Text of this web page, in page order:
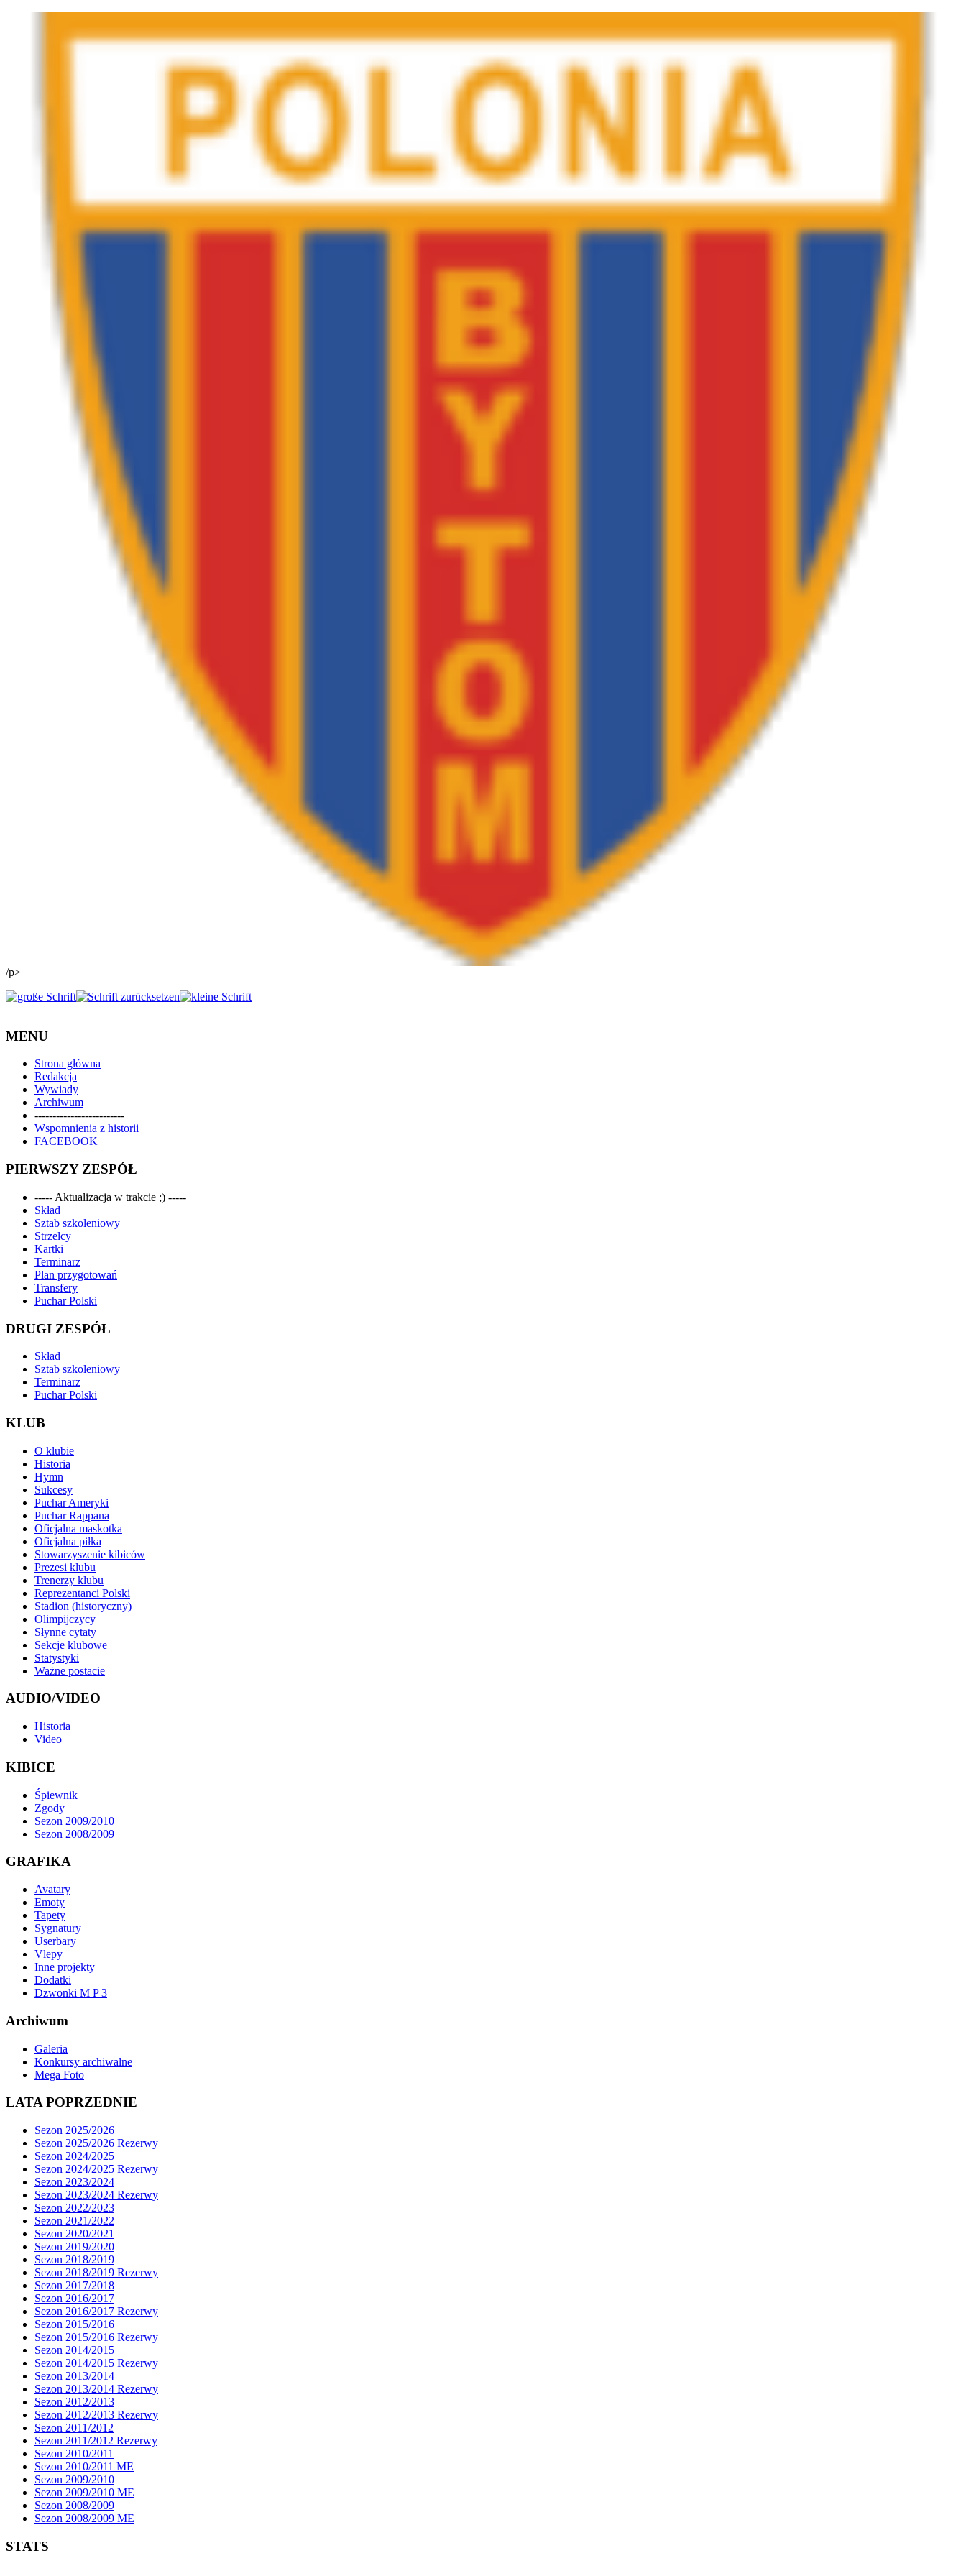
/p>
MENU
Strona główna
Redakcja
Wywiady
Archiwum
-------------------------
Wspomnienia z historii
FACEBOOK
PIERWSZY ZESPÓŁ
----- Aktualizacja w trakcie ;) -----
Skład
Sztab szkoleniowy
Strzelcy
Kartki
Terminarz
Plan przygotowań
Transfery
Puchar Polski
DRUGI ZESPÓŁ
Skład
Sztab szkoleniowy
Terminarz
Puchar Polski
KLUB
O klubie
Historia
Hymn
Sukcesy
Puchar Ameryki
Puchar Rappana
Oficjalna maskotka
Oficjalna piłka
Stowarzyszenie kibiców
Prezesi klubu
Trenerzy klubu
Reprezentanci Polski
Stadion (historyczny)
Olimpijczycy
Słynne cytaty
Sekcje klubowe
Statystyki
Ważne postacie
AUDIO/VIDEO
Historia
Video
KIBICE
Śpiewnik
Zgody
Sezon 2009/2010
Sezon 2008/2009
GRAFIKA
Avatary
Emoty
Tapety
Sygnatury
Userbary
Vlepy
Inne projekty
Dodatki
Dzwonki M P 3
Archiwum
Galeria
Konkursy archiwalne
Mega Foto
LATA POPRZEDNIE
Sezon 2025/2026
Sezon 2025/2026 Rezerwy
Sezon 2024/2025
Sezon 2024/2025 Rezerwy
Sezon 2023/2024
Sezon 2023/2024 Rezerwy
Sezon 2022/2023
Sezon 2021/2022
Sezon 2020/2021
Sezon 2019/2020
Sezon 2018/2019
Sezon 2018/2019 Rezerwy
Sezon 2017/2018
Sezon 2016/2017
Sezon 2016/2017 Rezerwy
Sezon 2015/2016
Sezon 2015/2016 Rezerwy
Sezon 2014/2015
Sezon 2014/2015 Rezerwy
Sezon 2013/2014
Sezon 2013/2014 Rezerwy
Sezon 2012/2013
Sezon 2012/2013 Rezerwy
Sezon 2011/2012
Sezon 2011/2012 Rezerwy
Sezon 2010/2011
Sezon 2010/2011 ME
Sezon 2009/2010
Sezon 2009/2010 ME
Sezon 2008/2009
Sezon 2008/2009 ME
STATS